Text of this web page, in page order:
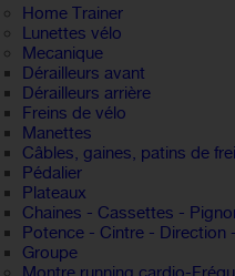
Home Trainer
Lunettes vélo
Mecanique
Dérailleurs avant
Dérailleurs arrière
Freins de vélo
Manettes
Câbles, gaines, patins de
Pédalier
Plateaux
Chaines - Cassettes -
Potence - Cintre - Direction
Groupe